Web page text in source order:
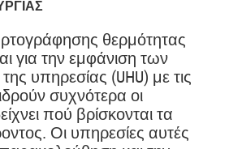
θερμότητας
για την εμφάνιση των
υπηρεσίας (UHU) με τις
συχνότερα οι
πού βρίσκονται τα
Οι υπηρεσίες αυτές